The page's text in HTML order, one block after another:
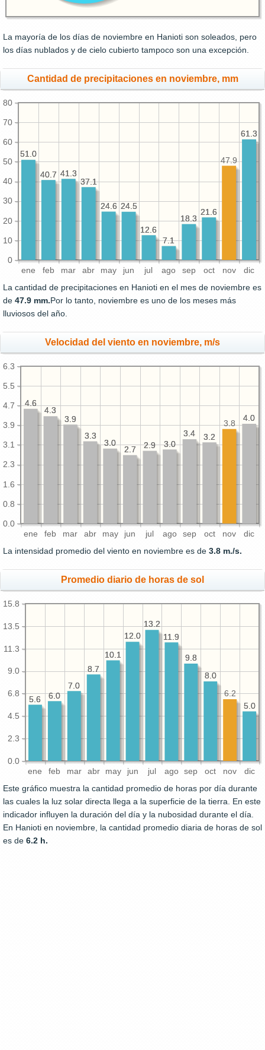
La mayoría de los días de noviembre en Hanioti son soleados, pero
los días nublados y de cielo cubierto tampoco son una excepción.
Cantidad de precipitaciones en noviembre, mm
ene feb mar abr may jun jul ago sep oct nov dic
0
10
20
30
40
50
60
70
80
61.3
21.6
18.3
7.1
12.6
24.5
24.6
37.1
41.3
40.7
51.0
61.3
47.9
21.6
18.3
7.1
12.6
24.5
24.6
37.1
41.3
40.7
51.0
La cantidad de precipitaciones en Hanioti en el mes de noviembre es
de 47.9 mm.Por lo tanto, noviembre es uno de los meses más
lluviosos del año.
Velocidad del viento en noviembre, m/s
ene feb mar abr may jun jul ago sep oct nov dic
0.0
0.8
1.6
2.3
3.1
3.9
4.7
5.5
6.3
4.0
3.2
3.4
3.0
2.9
2.7
3.0
3.3
3.9
4.3
4.6
4.0
3.8
3.2
3.4
3.0
2.9
2.7
3.0
3.3
3.9
4.3
4.6
La intensidad promedio del viento en noviembre es de 3.8 m./s.
Promedio diario de horas de sol
ene feb mar abr may jun jul ago sep oct nov dic
0.0
2.3
4.5
6.8
9.0
11.3
13.5
15.8
5.0
8.0
9.8
11.9
13.2
12.0
10.1
8.7
7.0
6.0
5.6
5.0
6.2
8.0
9.8
11.9
13.2
12.0
10.1
8.7
7.0
6.0
5.6
Este gráfico muestra la cantidad promedio de horas por día durante
las cuales la luz solar directa llega a la superficie de la tierra. En este
indicador influyen la duración del día y la nubosidad durante el día.
En Hanioti en noviembre, la cantidad promedio diaria de horas de sol
es de 6.2 h.